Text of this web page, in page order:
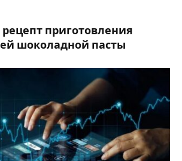
приготовления
шоколадной пасты